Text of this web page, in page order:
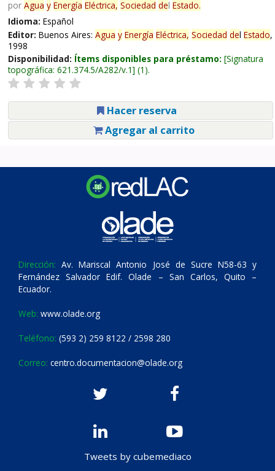
por Agua y Energía Eléctrica, Sociedad del Estado.
Idioma: Español
Editor: Buenos Aires: Agua y Energía Eléctrica, Sociedad del Estado,
1998
Disponibilidad: Ítems disponibles para préstamo: Signatura
topográfica: 621.374.5/A282/v.1 (1).
Hacer reserva
Agregar al carrito
Dirección: Av. Mariscal Antonio José de Sucre N58-63 y
Fernández Salvador Edif. Olade – San Carlos, Quito –
Ecuador.
Web: www.olade.org
Teléfono: (593 2) 259 8122 / 2598 280
Correo: centro.documentacion@olade.org
Tweets by cubemediaco